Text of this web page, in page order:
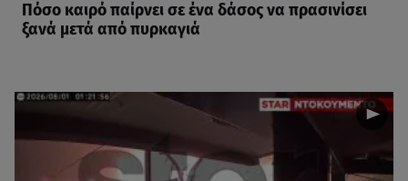
Πόσο καιρό παίρνει σε ένα δάσος να πρασινίσει
ξανά μετά από πυρκαγιά